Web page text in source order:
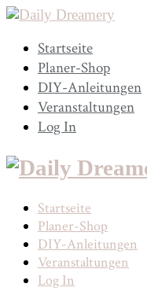
Startseite
Planer-Shop
DIY-Anleitungen
Veranstaltungen
Log In
Startseite
Planer-Shop
DIY-Anleitungen
Veranstaltungen
Log In